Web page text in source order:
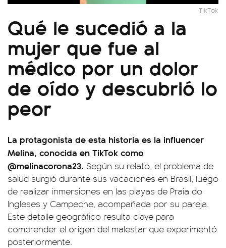
TikTok
Qué le sucedió a la
mujer que fue al
médico por un dolor
de oído y descubrió lo
peor
La protagonista de esta historia es la influencer
Melina, conocida en TikTok como
@melinacorona23. Según su relato, el problema de
salud surgió durante sus vacaciones en Brasil, luego
de realizar inmersiones en las playas de Praia do
Ingleses y Campeche, acompañada por su pareja.
Este detalle geográfico resulta clave para
comprender el origen del malestar que experimentó
posteriormente.